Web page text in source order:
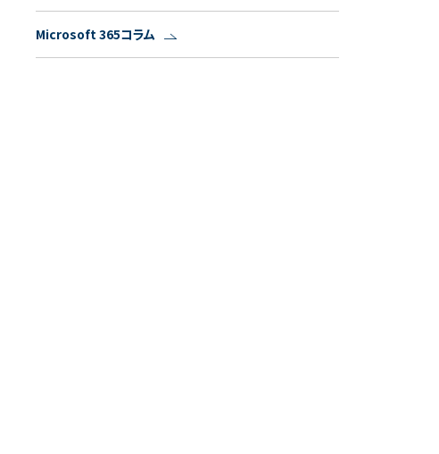
Microsoft 365コラム